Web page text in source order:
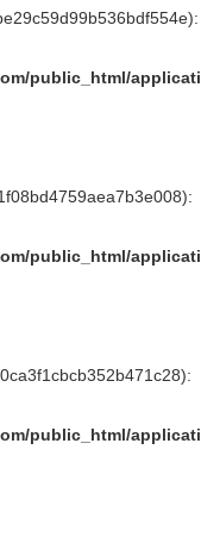
public_html/
public_html/
public_html/